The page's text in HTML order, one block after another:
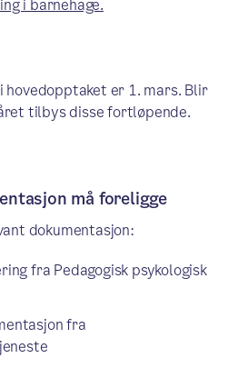
i barnehage.
hovedopptaket er 1. mars. Blir
tilbys disse fortløpende.
må foreligge
dokumentasjon:
fra Pedagogisk psykologisk
fra